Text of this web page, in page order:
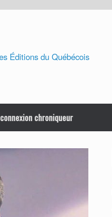
connexion chroniqueur